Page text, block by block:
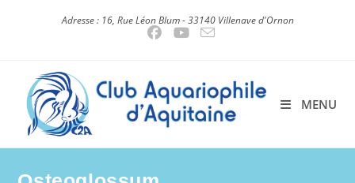
Adresse : 16, Rue Léon Blum - 33140 Villenave d'Ornon
MENU